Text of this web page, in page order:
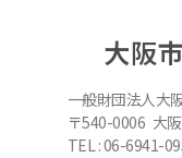
大阪
一般財団法人大
〒540-0006 大
TEL : 06-6941-